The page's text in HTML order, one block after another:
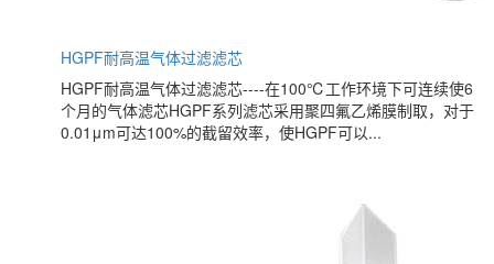
HGPF耐高温气体过滤滤芯
HGPF耐高温气体过滤滤芯----在100℃工作环境下可连续使6
个月的气体滤芯HGPF系列滤芯采用聚四氟乙烯膜制取，对于
0.01μm可达100%的截留效率，使HGPF可以...